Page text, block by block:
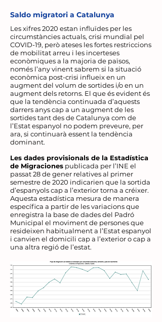
Saldo migratori a Catalunya
Les xifres 2020 estan influïdes per les
circumstàncies actuals, crisi mundial pel
COVID-19, però ateses les fortes restriccions
de mobilitat arreu i les incerteses
econòmiques a la majoria de països,
només l’any vinent sabrem si la situació
econòmica post-crisi influeix en un
augment del volum de sortides i/o en un
augment dels retorns. El que és evident és
que la tendència continuada d’aquests
darrers anys cap a un augment de les
sortides tant des de Catalunya com de
l’Estat espanyol no podem preveure, per
ara, si continuarà essent la tendència
dominant.
Les dades provisionals de la Estadística
de Migraciones publicada per l’INE el
passat 28 de gener relatives al primer
semestre de 2020 indicarien que la sortida
d’espanyols cap a l’exterior torna a créixer.
Aquesta estadística mesura de manera
específica a partir de les variacions que
enregistra la base de dades del Padró
Municipal el moviment de persones que
resideixen habitualment a l’Estat espanyol
i canvien el domicili cap a l’exterior o cap a
una altra regió de l’estat.